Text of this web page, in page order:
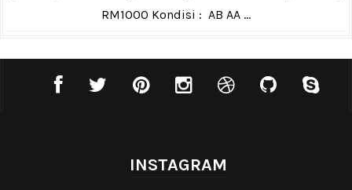
RM1000 Kondisi : AB AA ...
INSTAGRAM